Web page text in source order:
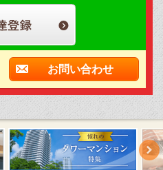
お問い合わせ